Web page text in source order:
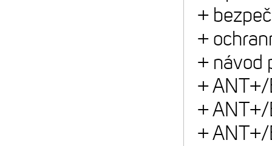
+
+
+ návod
+ ANT+/
+ ANT+/
+ ANT+/